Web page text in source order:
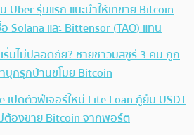
Uber รุ่นแรก แนะนำให้เทขาย Bitcoin
Solana และ Bittensor (TAO) แทน
ริ่มไม่ปลอดภัย? ชายชาวมิสซูรี 3 คน ถูก
บุกรุกบ้านขโมย Bitcoin
เปิดตัวฟีเจอร์ใหม่ Lite Loan กู้ยืม USDT
ต้องขาย Bitcoin จากพอร์ต